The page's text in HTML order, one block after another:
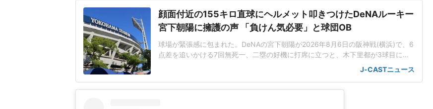
顔面付近の155キロ直球にヘルメット叩きつけたDeNAルーキー
宮下朝陽に擁護の声 「負けん気必要」と球団OB
球場が緊張感に包まれた。DeNAの宮下朝陽が2026年8月6日の阪神戦(横浜)で、6
点差を追いかける7回無死一、二塁の好機に打席に立つと、木下里都が3球目に投
じた155キロ直球が顔面付近へ。もんどり打ってよけた宮下は怒りの表情を見せて
ヘルメットを叩きつけた。「熱くなってしまった部分があったのでしょう」前日5
J-CASTニュース